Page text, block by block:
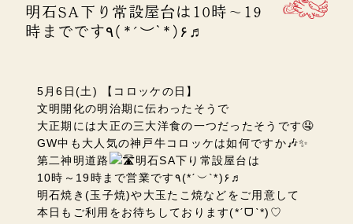
明石SA下り常設屋台は10時～19
時までです٩(*ˊ︶`*)۶♬
5月6日(土) 【コロッケの日】
文明開化の明治期に伝わったそうで
大正期には大正の三大洋食の一つだったそうです🤤
GW中も大人気の神戸牛コロッケは如何ですか🎶✨
第二神明道路
明石SA下り常設屋台は
10時～19時まで営業です
٩(*ˊ︶`*)۶♬
明石焼き(玉子焼)や大玉たこ焼などをご用意して
本日もご利用をお待ちしております(*ˊᗜˋ*)♡